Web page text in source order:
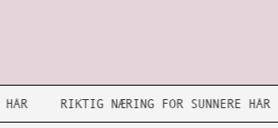
HÅR RIKTIG NÆRING FOR SUNNERE HÅR